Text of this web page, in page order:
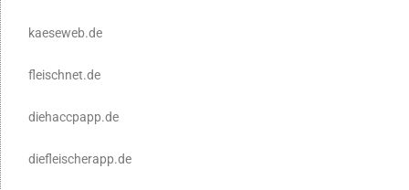
kaeseweb.de
fleischnet.de
diehaccpapp.de
diefleischerapp.de